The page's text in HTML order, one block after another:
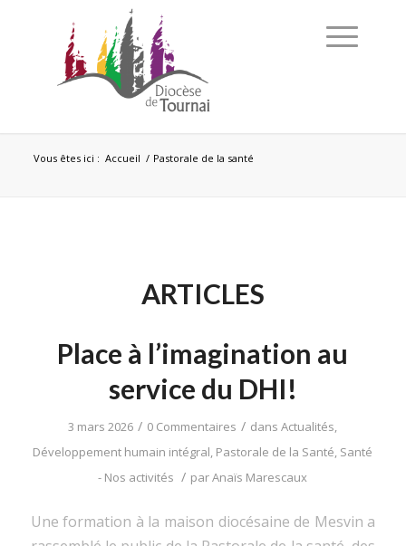
Vous êtes ici : Accueil / Pastorale de la santé
ARTICLES
Place à l’imagination au
service du DHI!
3 mars 2026 / 0 Commentaires / dansActualités,
Développement humain intégral, Pastorale de la Santé, Santé
- Nos activités / parAnaïs Marescaux
Une formation à la maison diocésaine de Mesvin a